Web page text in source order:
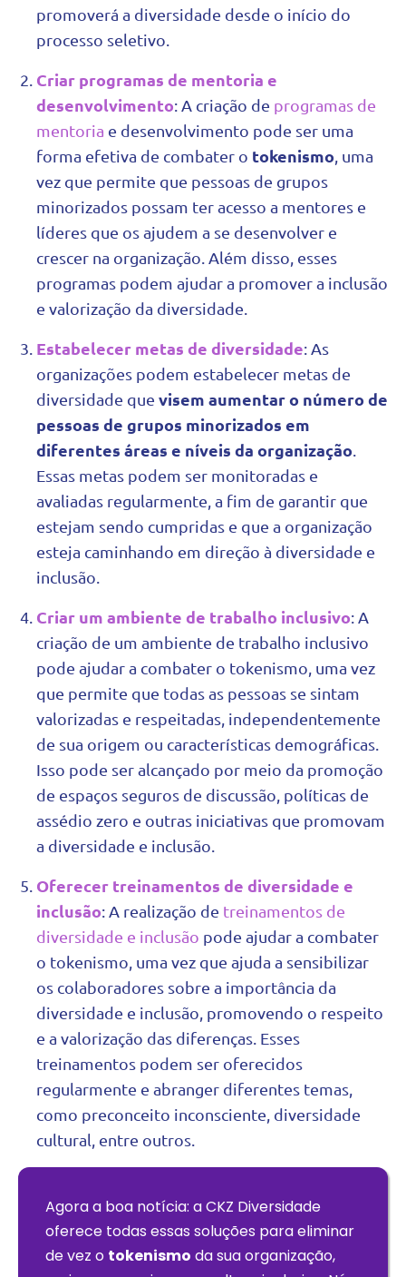
promoverá a diversidade desde o início do
processo seletivo.
Criar programas de mentoria e
desenvolvimento: A criação de programas de
mentoria e desenvolvimento pode ser uma
forma efetiva de combater o tokenismo , uma
vez que permite que pessoas de grupos
minorizados possam ter acesso a mentores e
líderes que os ajudem a se desenvolver e
crescer na organização. Além disso, esses
programas podem ajudar a promover a inclusão
e valorização da diversidade.
Estabelecer metas de diversidade: As
organizações podem estabelecer metas de
diversidade que visem aumentar o número de
pessoas de grupos minorizados em
diferentes áreas e níveis da organização
Essas metas podem ser monitoradas e
avaliadas regularmente, a fim de garantir que
estejam sendo cumpridas e que a organização
esteja caminhando em direção à diversidade e
inclusão.
Criar um ambiente de trabalho inclusivo: A
criação de um ambiente de trabalho inclusivo
pode ajudar a combater o tokenismo, uma vez
que permite que todas as pessoas se sintam
valorizadas e respeitadas, independentemente
de sua origem ou características demográficas.
Isso pode ser alcançado por meio da promoção
de espaços seguros de discussão, políticas de
assédio zero e outras iniciativas que promovam
a diversidade e inclusão.
Oferecer treinamentos de diversidade e
inclusão: A realização de treinamentos de
diversidade e inclusão pode ajudar a combater
o tokenismo, uma vez que ajuda a sensibilizar
os colaboradores sobre a importância da
diversidade e inclusão, promovendo o respeito
e a valorização das diferenças. Esses
treinamentos podem ser oferecidos
regularmente e abranger diferentes temas,
como preconceito inconsciente, diversidade
cultural, entre outros.
Agora a boa notícia: a CKZ Diversidade
oferece todas essas soluções para eliminar
de vez o tokenismo da sua organização,